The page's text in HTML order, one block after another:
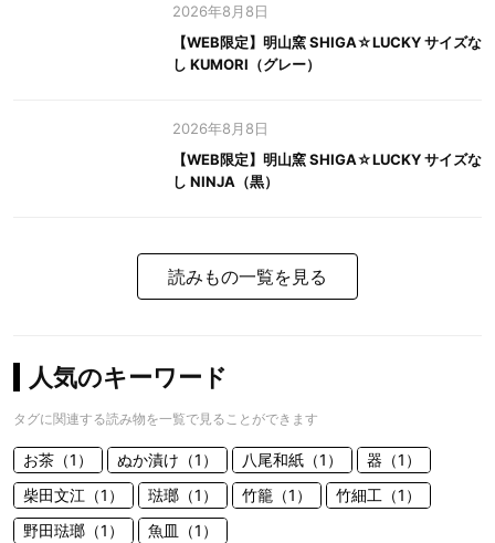
2026年8月8日
【WEB限定】明山窯 SHIGA☆LUCKY サイズな
し KUMORI（グレー）
2026年8月8日
【WEB限定】明山窯 SHIGA☆LUCKY サイズな
し NINJA（黒）
読みもの一覧を見る
人気のキーワード
タグに関連する読み物を一覧で見ることができます
お茶（1） ぬか漬け（1） 八尾和紙（1）
器（1）
柴田文江（1）
琺瑯（1） 竹籠（1）
竹細工（1）
野田琺瑯（1）
魚皿（1）